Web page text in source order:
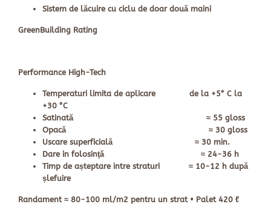
Sistem de lăcuire cu ciclu de doar două maini
GreenBuilding Rating
Performance High-Tech
Temperaturi limita de aplicare de la +5° C la
+30 °C
Satinată ≈ 55 gloss
Opacă ≈ 30 gloss
Uscare superficială ≈ 30 min.
Dare in folosinţă ≈ 24-36 h
Timp de așteptare intre straturi ≈ 10-12 h după
șlefuire
Randament ≈ 80-100 ml/m2 pentru un strat • Palet 420 ℓ